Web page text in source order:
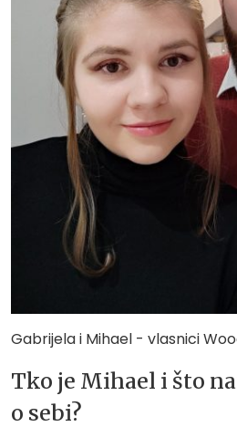
Gabrijela i Mihael - vlasnici
Tko je Mihael i što
o sebi?